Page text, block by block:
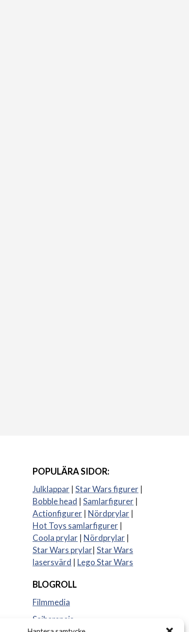
POPULÄRA SIDOR:
Julklappar | Star Wars figurer |
Bobble head | Samlarfigurer |
Actionfigurer | Nördprylar |
Hot Toys samlarfigurer |
Coola prylar | Nördprylar |
Star Wars prylar| Star Wars
lasersvärd | Lego Star Wars
BLOGROLL
Filmmedia
Sajberspejs